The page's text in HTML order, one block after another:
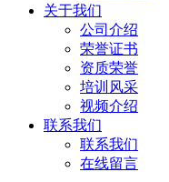
关于我们
公司介绍
荣誉证书
资质荣誉
培训风采
视频介绍
联系我们
联系我们
在线留言